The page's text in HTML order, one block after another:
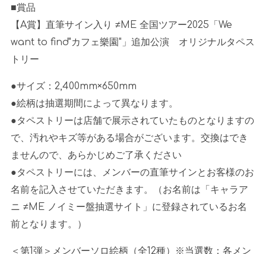
■賞品
【A賞】直筆サイン入り ≠ME 全国ツアー2025「We
want to find"カフェ樂園"」追加公演 オリジナルタペス
トリー
●サイズ：2,400mm×650mm
●絵柄は抽選期間によって異なります。
●タペストリーは店舗で展示されていたものとなりますの
で、汚れやキズ等がある場合がございます。交換はでき
ませんので、あらかじめご了承ください
●タペストリーには、メンバーの直筆サインとお客様のお
名前を記入させていただきます。（お名前は「キャラア
ニ ≠ME ノイミー盤抽選サイト」に登録されているお名
前となります。）
＜第1弾＞メンバーソロ絵柄（全12種）※当選数：各メン